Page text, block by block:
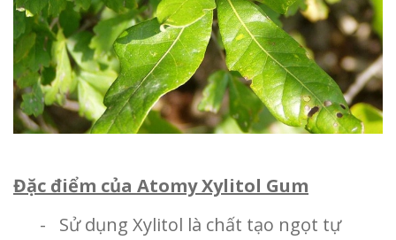
Đặc điểm của Atomy Xylitol Gum
- Sử dụng Xylitol là chất tạo ngọt tự